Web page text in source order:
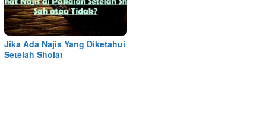
Jika Ada Najis Yang Diketahui
Setelah Sholat